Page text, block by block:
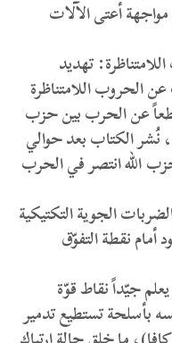
أعتى الآلات
تهديد
الحروب اللامتناظرة
عن الحرب بين حزب
2006 (بالمناسبة، نُشر الكتاب بعد حوالي
الله انتصر في الحرب
الجوية التكتيكية
أمام نقطة التفوّق
جيّداً نقاط قوّة
بأسلحة تستطيع تدمير